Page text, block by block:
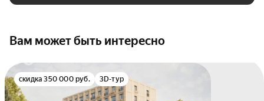
Вам может быть интересно
скидка 350 000 руб. 3D-тур